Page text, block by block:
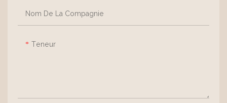
Nom De La Compagnie
Teneur
harmonie de textures avec le
plateau.